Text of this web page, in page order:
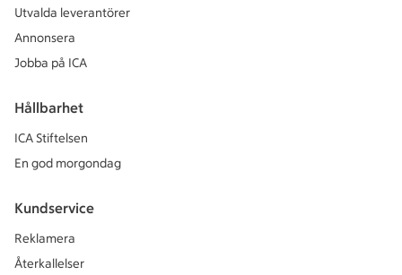
Utvalda leverantörer
Annonsera
Jobba på ICA
Hållbarhet
ICA Stiftelsen
En god morgondag
Kundservice
Reklamera
Återkallelser